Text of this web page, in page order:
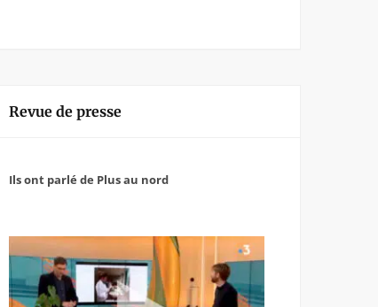
Revue de presse
Ils ont parlé de Plus au nord